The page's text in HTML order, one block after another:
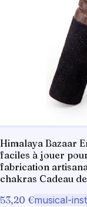
Himalaya Bazaar
faciles à jouer
fabrication
chakras Cadeau
53,20 €musical-